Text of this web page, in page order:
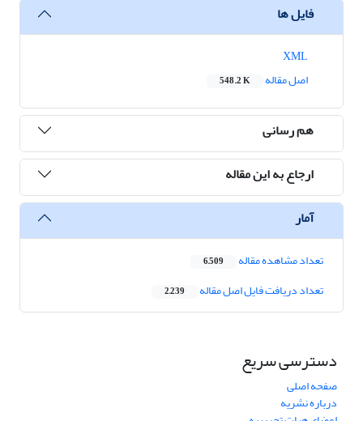
فایل ها
اصل مقاله
548.2 K
هم رسانی
ارجاع به این مقاله
آمار
تعداد مشاهده مقاله 6,509
تعداد دریافت فایل اصل مقاله 2,239
دسترسی سریع
صفحه اصلی
درباره نشریه